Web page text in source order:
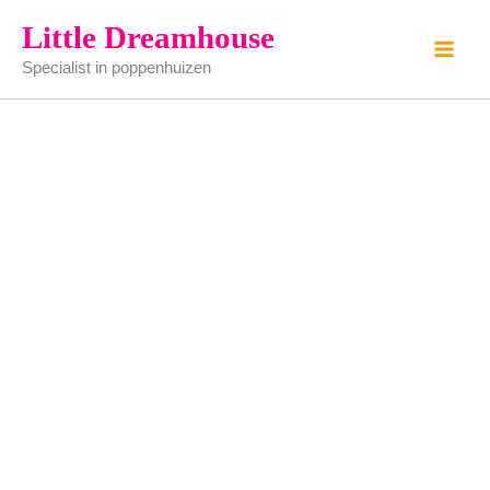
naar
inhoud
Little Dreamhouse
Specialist in poppenhuizen
-
goud
aantal